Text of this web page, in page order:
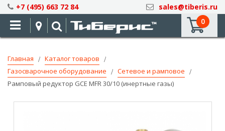
Skip
to
Content
+7 (495) 663 72 84
sales@tiberis.ru
0
Главная
Каталог товаров
Газосварочное оборудование
Сетевое и рамповое
Рамповый редуктор GCE MFR 30/10 (инертные газы)